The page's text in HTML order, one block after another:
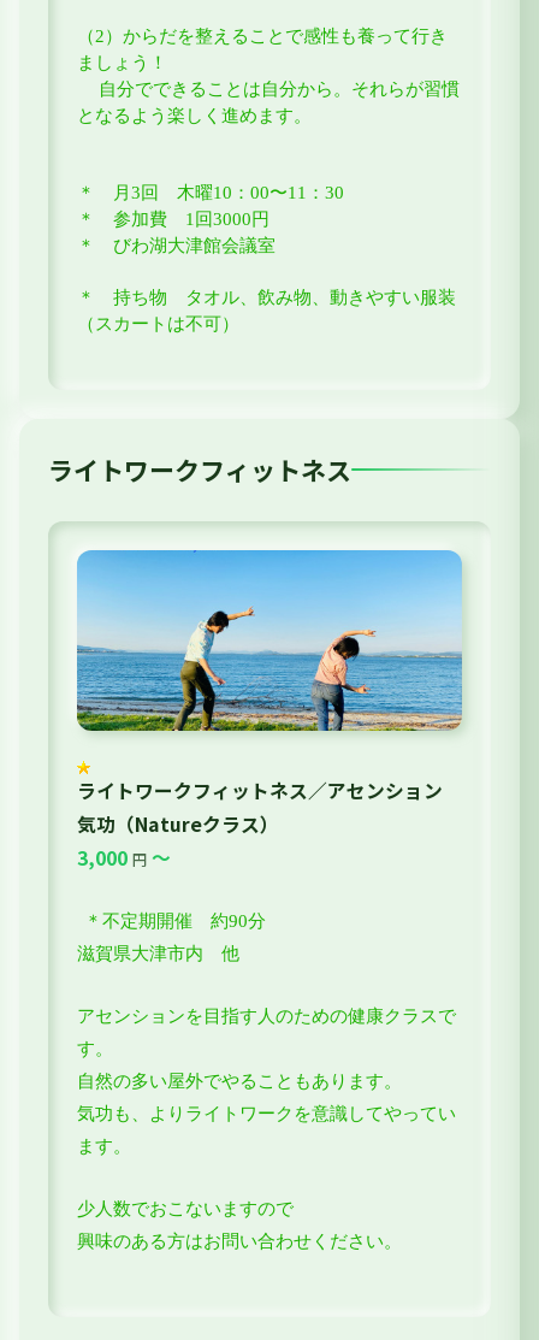
（2）からだを整えることで感性も養って行き
ましょう！
自分でできることは自分から。それらが習慣
となるよう楽しく進めます。
＊ 月3回 木曜10：00〜11：30
＊ 参加費 1回3000円
＊ びわ湖大津館会議室
＊ 持ち物 タオル、飲み物、動きやすい服装
（スカートは不可）
ライトワークフィットネス
ライトワークフィットネス／アセンション
気功（Natureクラス）
3,000 円 ～
＊不定期開催 約90分
滋賀県大津市内 他
アセンションを目指す人のための健康クラスで
す。
自然の多い屋外でやることもあります。
気功も、よりライトワークを意識してやってい
ます。
少人数でおこないますので
興味のある方はお問い合わせください。